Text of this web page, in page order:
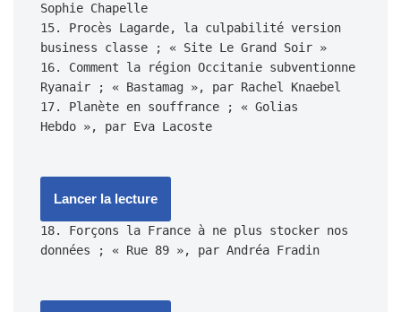
Sophie Chapelle
15. Procès Lagarde, la culpabilité version
business classe ; « Site Le Grand Soir »
16. Comment la région Occitanie subventionne
Ryanair ; « Bastamag », par Rachel Knaebel
17. Planète en souffrance ; « Golias
Lancer la lecture
18. Forçons la France à ne plus stocker nos